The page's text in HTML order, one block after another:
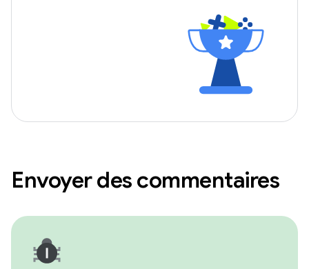
Envoyer des commentaires